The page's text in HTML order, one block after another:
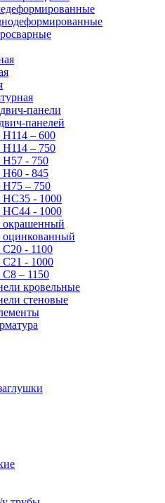
панели
панелей
– 600
– 750
Н57 - 750
Н60 - 845
Н75 – 750
НС35 - 1000
НС44 - 1000
окрашенный
- 1100
- 1000
– 1150
кровельные
стеновые